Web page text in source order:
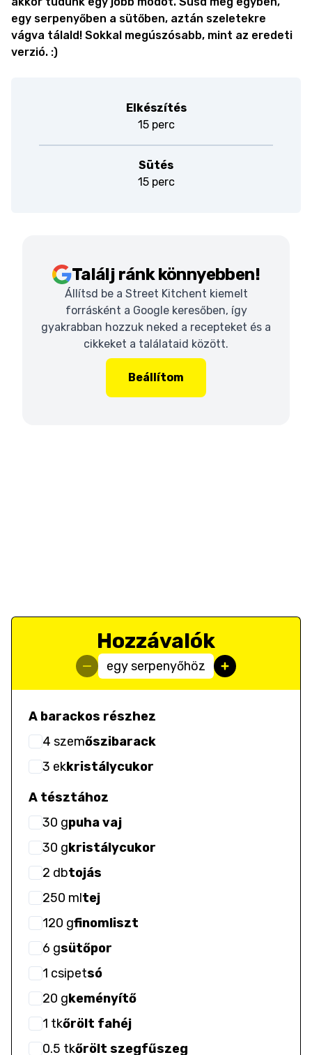
egy serpenyőben a sütőben, aztán szeletekre
vágva tálald! Sokkal megúszósabb, mint az eredeti
verzió. :)
Elkészítés
15 perc
Sütés
15 perc
Találj ránk könnyebben!
Állítsd be a Street Kitchent kiemelt
forrásként a Google keresőben, így
gyakrabban hozzuk neked a recepteket és a
cikkeket a találataid között.
Beállítom
Hozzávalók
egy serpenyőhöz
A barackos részhez
4 szemőszibarack
3 ekkristálycukor
A tésztához
30 gpuha vaj
30 gkristálycukor
2 dbtojás
250 mltej
120 gfinomliszt
6 gsütőpor
1 csipetsó
20 gkeményítő
1 tkőrölt fahéj
0.5 tkőrölt szegfűszeg